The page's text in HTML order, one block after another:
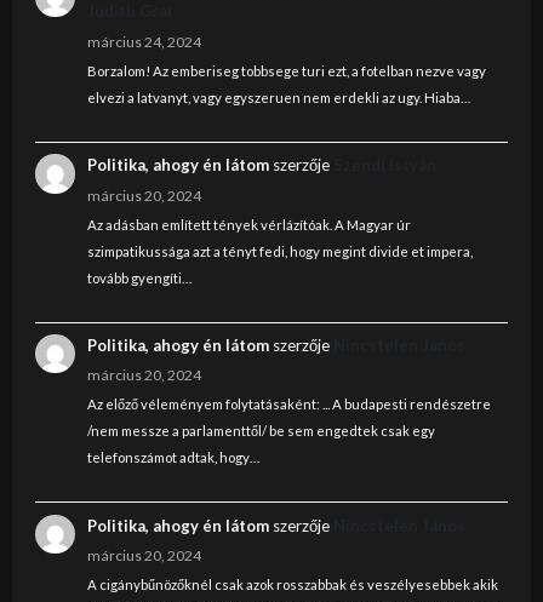
március 24, 2024
Borzalom! Az emberiseg tobbsege turi ezt, a fotelban nezve vagy
elvezi a latvanyt, vagy egyszeruen nem erdekli az ugy. Hiaba…
Politika, ahogy én látomszerzője
március 20, 2024
Az adásban említett tények vérlázítóak. A Magyar úr
szimpatikussága azt a tényt fedi, hogy megint divide et impera,
tovább gyengíti…
Politika, ahogy én látomszerzője
március 20, 2024
Az előző véleményem folytatásaként: ... A budapesti rendészetre
/nem messze a parlamenttől/ be sem engedtek csak egy
telefonszámot adtak, hogy…
Politika, ahogy én látomszerzője
március 20, 2024
A cigánybűnözőknél csak azok rosszabbak és veszélyesebbek akik